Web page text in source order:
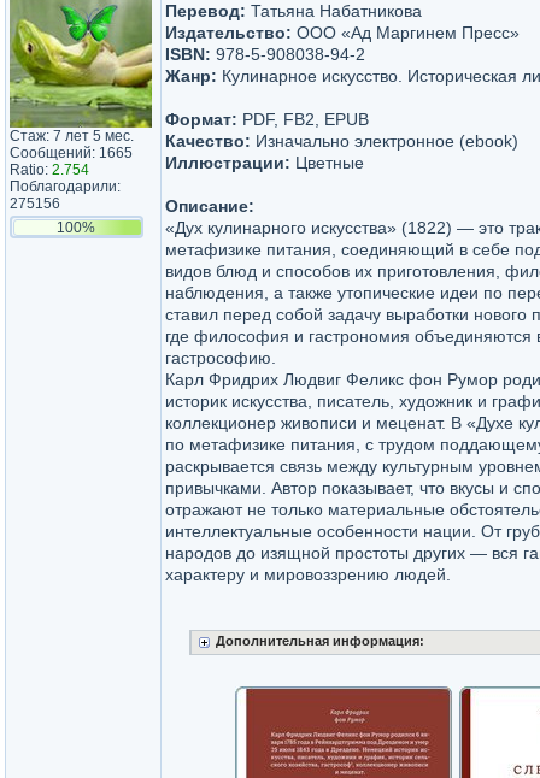
Стаж: 7 лет 5 мес.
Сообщений: 1665
Ratio: 2.754
Поблагодарили:
275156
100%
Перевод: Татьяна Набатникова
Издательство: ООО «Ад Маргинем Пресс»
ISBN: 978-5-908038-94-2
Жанр: Кулинарное искусство. Историческая
Формат: PDF, FB2, EPUB
Качество: Изначально электронное (ebook)
Иллюстрации: Цветные
Описание:
«Дух кулинарного искусства» (1822) — это
метафизике питания, соединяющий в себе
видов блюд и способов их приготовления,
наблюдения, а также утопические идеи по
ставил перед собой задачу выработки нового
где философия и гастрономия
гастрософию.
Карл Фридрих Людвиг Феликс фон Румор
историк искусства, писатель, художник и
коллекционер живописи и меценат. В «Духе
по метафизике питания, с трудом
раскрывается связь между культурным
привычками. Автор показывает, что вкусы и
отражают не только материальные
интеллектуальные особенности нации. От
народов до изящной простоты других — вся
характеру и мировоззрению людей.
Дополнительная информация: